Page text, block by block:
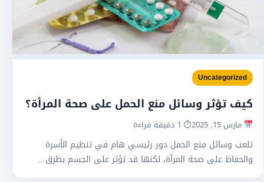
Uncategorized
كيف تؤثر وسائل منع الحمل على صحة المرأة؟
مارس 15, 2025 ⏱ 1 دقيقة قراءة
تلعب وسائل منع الحمل دور رئيسي هام في تنظيم الأسرة
والحفاظ على صحة المرأة، لكنها قد تؤثر على الجسم بطرق…